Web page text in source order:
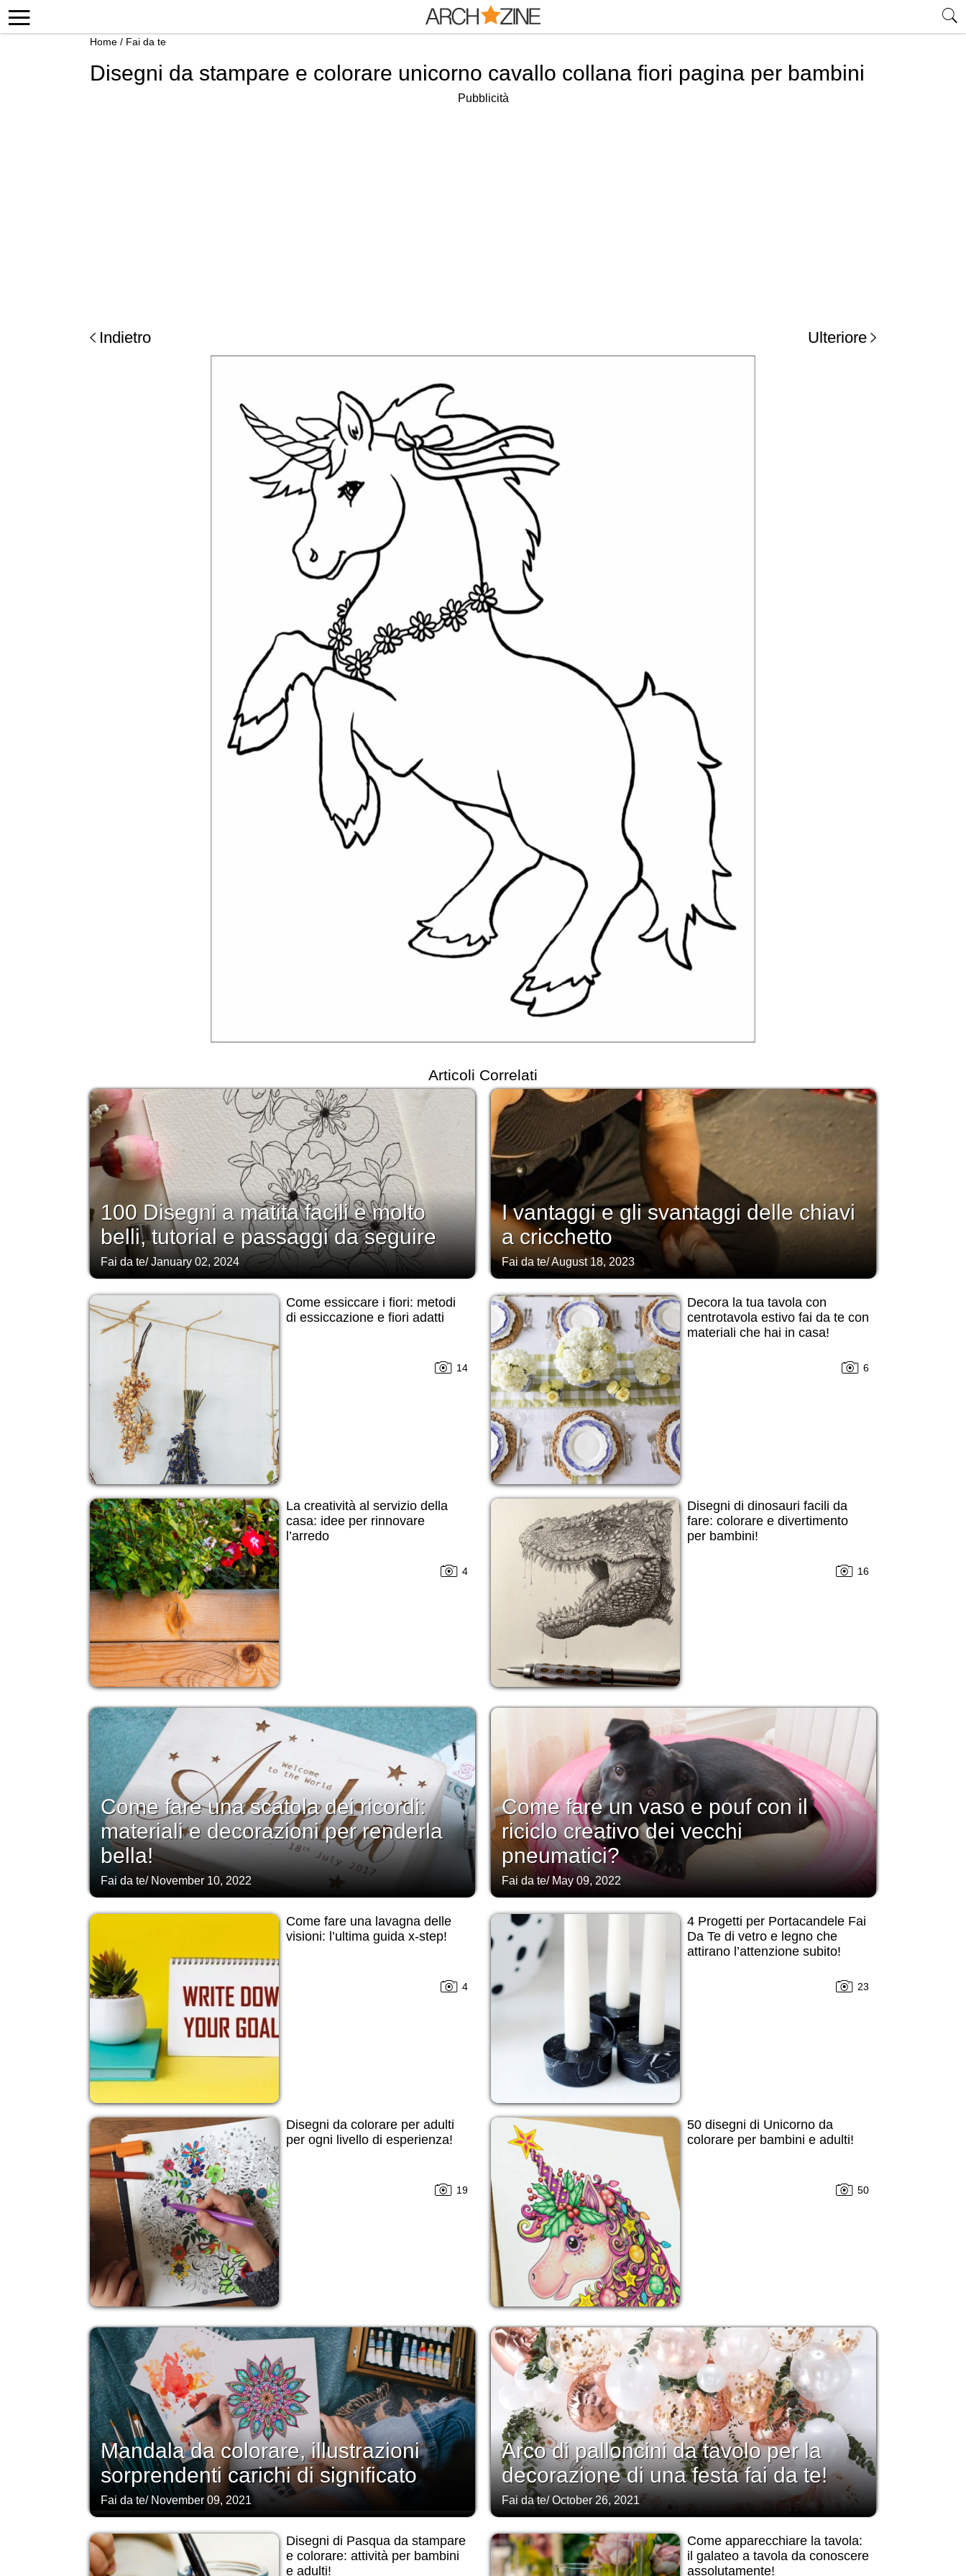
Home / Fai da te
Disegni da stampare e colorare unicorno cavallo collana fiori pagina per bambini
Pubblicità
Indietro Ulteriore
Articoli Correlati
100 Disegni a matita facili e molto
belli, tutorial e passaggi da seguire
Fai da te/January 02, 2024
I vantaggi e gli svantaggi delle chiavi
a cricchetto
Fai da te/August 18, 2023
Come essiccare i fiori: metodi
di essiccazione e fiori adatti
14
Decora la tua tavola con
centrotavola estivo fai da te con
materiali che hai in casa!
6
La creatività al servizio della
casa: idee per rinnovare
l’arredo
4
Disegni di dinosauri facili da
fare: colorare e divertimento
per bambini!
16
Come fare una scatola dei ricordi:
materiali e decorazioni per renderla
bella!
Fai da te/ November 10, 2022
Come fare un vaso e pouf con il
riciclo creativo dei vecchi
pneumatici?
Fai da te/ May 09, 2022
Come fare una lavagna delle
visioni: l’ultima guida x-step!
4
4 Progetti per Portacandele Fai
Da Te di vetro e legno che
attirano l’attenzione subito!
23
Disegni da colorare per adulti
per ogni livello di esperienza!
19
50 disegni di Unicorno da
colorare per bambini e adulti!
50
Mandala da colorare, illustrazioni
sorprendenti carichi di significato
Fai da te/ November 09, 2021
Arco di palloncini da tavolo per la
decorazione di una festa fai da te!
Fai da te/October 26, 2021
Disegni di Pasqua da stampare
e colorare: attività per bambini
e adulti!
Come apparecchiare la tavola:
il galateo a tavola da conoscere
assolutamente!